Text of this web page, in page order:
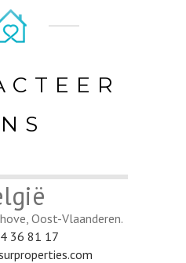
Oost-Vlaanderen.
36 81 17